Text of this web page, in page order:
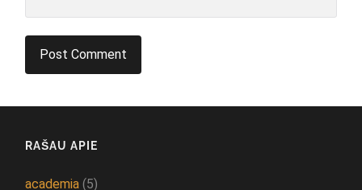
RAŠAU APIE
academia (5)